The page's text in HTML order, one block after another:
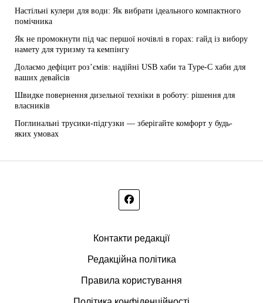
Настільні кулери для води: Як вибрати ідеального компактного
помічника
Як не промокнути під час першої ночівлі в горах: гайд із вибору
намету для туризму та кемпінгу
Долаємо дефіцит роз’ємів: надійні USB хаби та Type-C хаби для
ваших девайсів
Швидке повернення дизельної техніки в роботу: рішення для
власників
Поглинальні трусики-підгузки — зберігайте комфорт у будь-
яких умовах
Контакти редакції
Редакційна політика
Правила користування